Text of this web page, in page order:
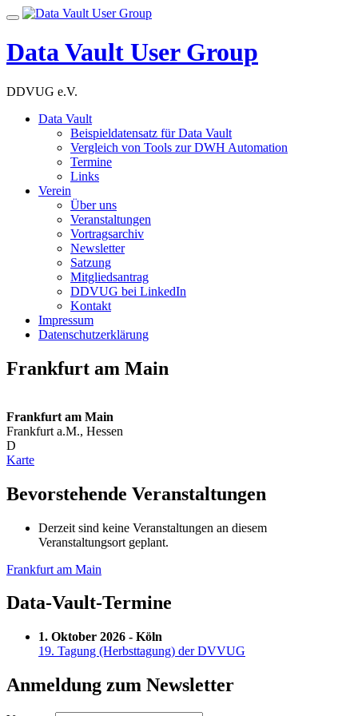
Skip
content
Toggle
Data Vault User Group
DDVUG e.V.
Data Vault
Beispieldatensatz für Data Vault
Vergleich von Tools zur DWH Automation
Termine
Links
Verein
Über uns
Veranstaltungen
Vortragsarchiv
Newsletter
Satzung
Mitgliedsantrag
DDVUG bei LinkedIn
Kontakt
Impressum
Datenschutzerklärung
Frankfurt am Main
Frankfurt am Main
Frankfurt a.M., Hessen
D
KarteFrankfurt
Bevorstehende Veranstaltungen
Derzeit sind keine Veranstaltungen an diesem
Veranstaltungsort geplant.
Beitragsnavigation
Frankfurt am Main
Data-Vault-Termine
1. Oktober 2026 - Köln
19. Tagung (Herbsttagung) der DVVUG
Anmeldung zum Newsletter